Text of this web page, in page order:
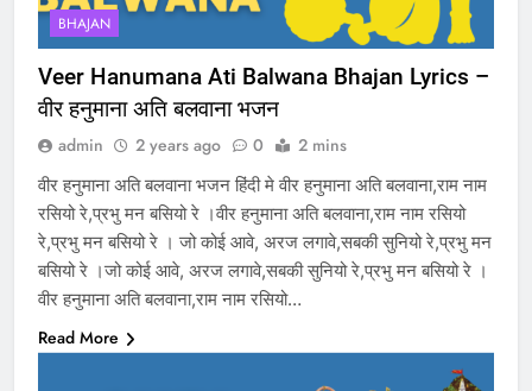
BHAJAN
Veer Hanumana Ati Balwana Bhajan Lyrics –
वीर हनुमाना अति बलवाना भजन
admin 2 years ago 0 2 mins
वीर हनुमाना अति बलवाना भजन हिंदी मे वीर हनुमाना अति बलवाना,राम नाम
रसियो रे,प्रभु मन बसियो रे ।वीर हनुमाना अति बलवाना,राम नाम रसियो
रे,प्रभु मन बसियो रे । जो कोई आवे, अरज लगावे,सबकी सुनियो रे,प्रभु मन
बसियो रे ।जो कोई आवे, अरज लगावे,सबकी सुनियो रे,प्रभु मन बसियो रे ।
वीर हनुमाना अति बलवाना,राम नाम रसियो…
Read More